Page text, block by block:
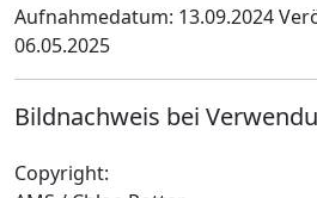
Aufnahmedatum: 13.09.2024
06.05.2025
Bildnachweis bei
Copyright: